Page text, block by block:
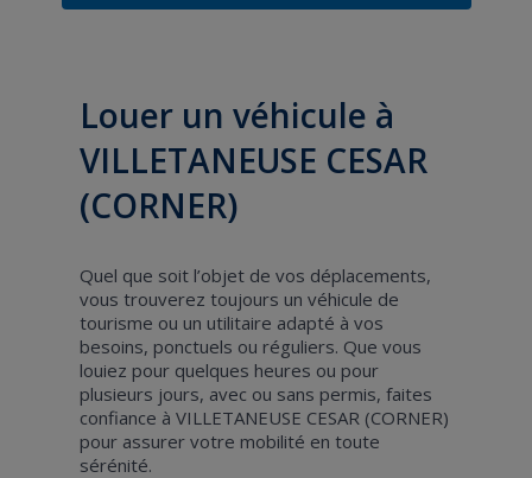
Louer un véhicule à
VILLETANEUSE CESAR
(CORNER)
Quel que soit l’objet de vos déplacements,
vous trouverez toujours un véhicule de
tourisme ou un utilitaire adapté à vos
besoins, ponctuels ou réguliers. Que vous
louiez pour quelques heures ou pour
plusieurs jours, avec ou sans permis, faites
confiance à VILLETANEUSE CESAR (CORNER)
pour assurer votre mobilité en toute
sérénité.